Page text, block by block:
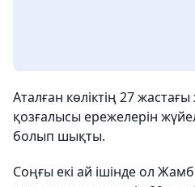
Аталған көліктің 27 жастағы
қозғалысы ережелерін
болып шықты.
Соңғы екі ай ішінде ол